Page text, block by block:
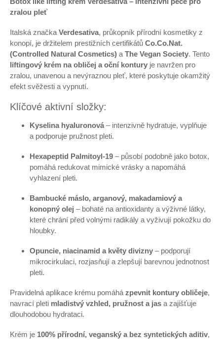
zralou pleť
Italská značka Verdesativa, průkopník přírodní kosmetiky z
konopí, je držitelem prestižních certifikátů Co.Co.Nat.
(Controlled Natural Cosmetics) a The Vegan Society. Tento
liftingový krém na obličej a oční kontury je navržen pro
zralou, unavenou a nevýraznou pleť, které poskytuje okamžitý
efekt svěžesti a vypnutí.
Klíčové aktivní složky:
Kyselina hyaluronová – intenzivně hydratuje, vyplňuje
a podporuje pružnost pleti.
Hexapeptid Palmitoyl-19 – působí podobně jako botox,
pomáhá redukovat mimické vrásky a napomáhá
vyhlazení pleti.
Bambucké máslo, arganový, makadamiový a
konopný olej – bohaté na antioxidanty a výživné látky,
které chrání před volnými radikály a vyživují pokožku do
hloubky.
Opuncie, niacinamid a květy divizny – podporují
mikrocirkulaci, rozjasňují a zlepšují barevnou jednotnost
pleti.
Pravidelná aplikace krému pomáhá zpevnit kontury obličeje,
navrací pleti mladistvý vzhled, pružnost a jas a zajišťuje
dlouhodobou hydrataci.
Krém je 100% přírodní, veganský a bez syntetických aditiv,